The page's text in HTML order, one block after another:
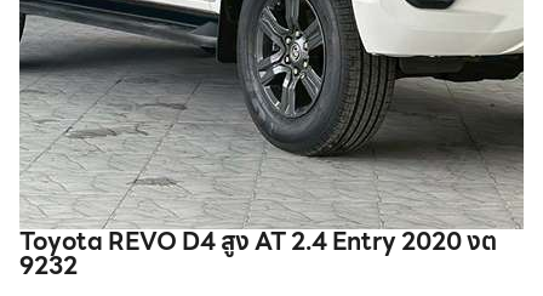
Toyota REVO D4 สูง AT 2.4 Entry 2020 งต
9232